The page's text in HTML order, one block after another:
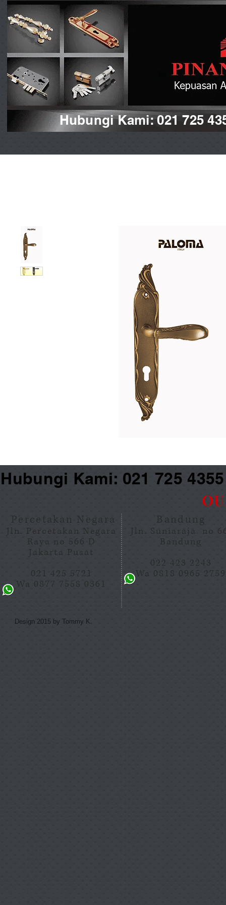
Hubungi Kami: 021 725
Kami: 021 725
Percetakan Negara
Jln. Percetakan Negara
Raya no 566 D
Jakarta Pusat
021 425 5721
Wa 0877 7558 0361
Bandung
Jln. Suniaraja no
Bandung
022 423 2243
Wa 0818 0965 2759
Design 2015 by Tommy K.